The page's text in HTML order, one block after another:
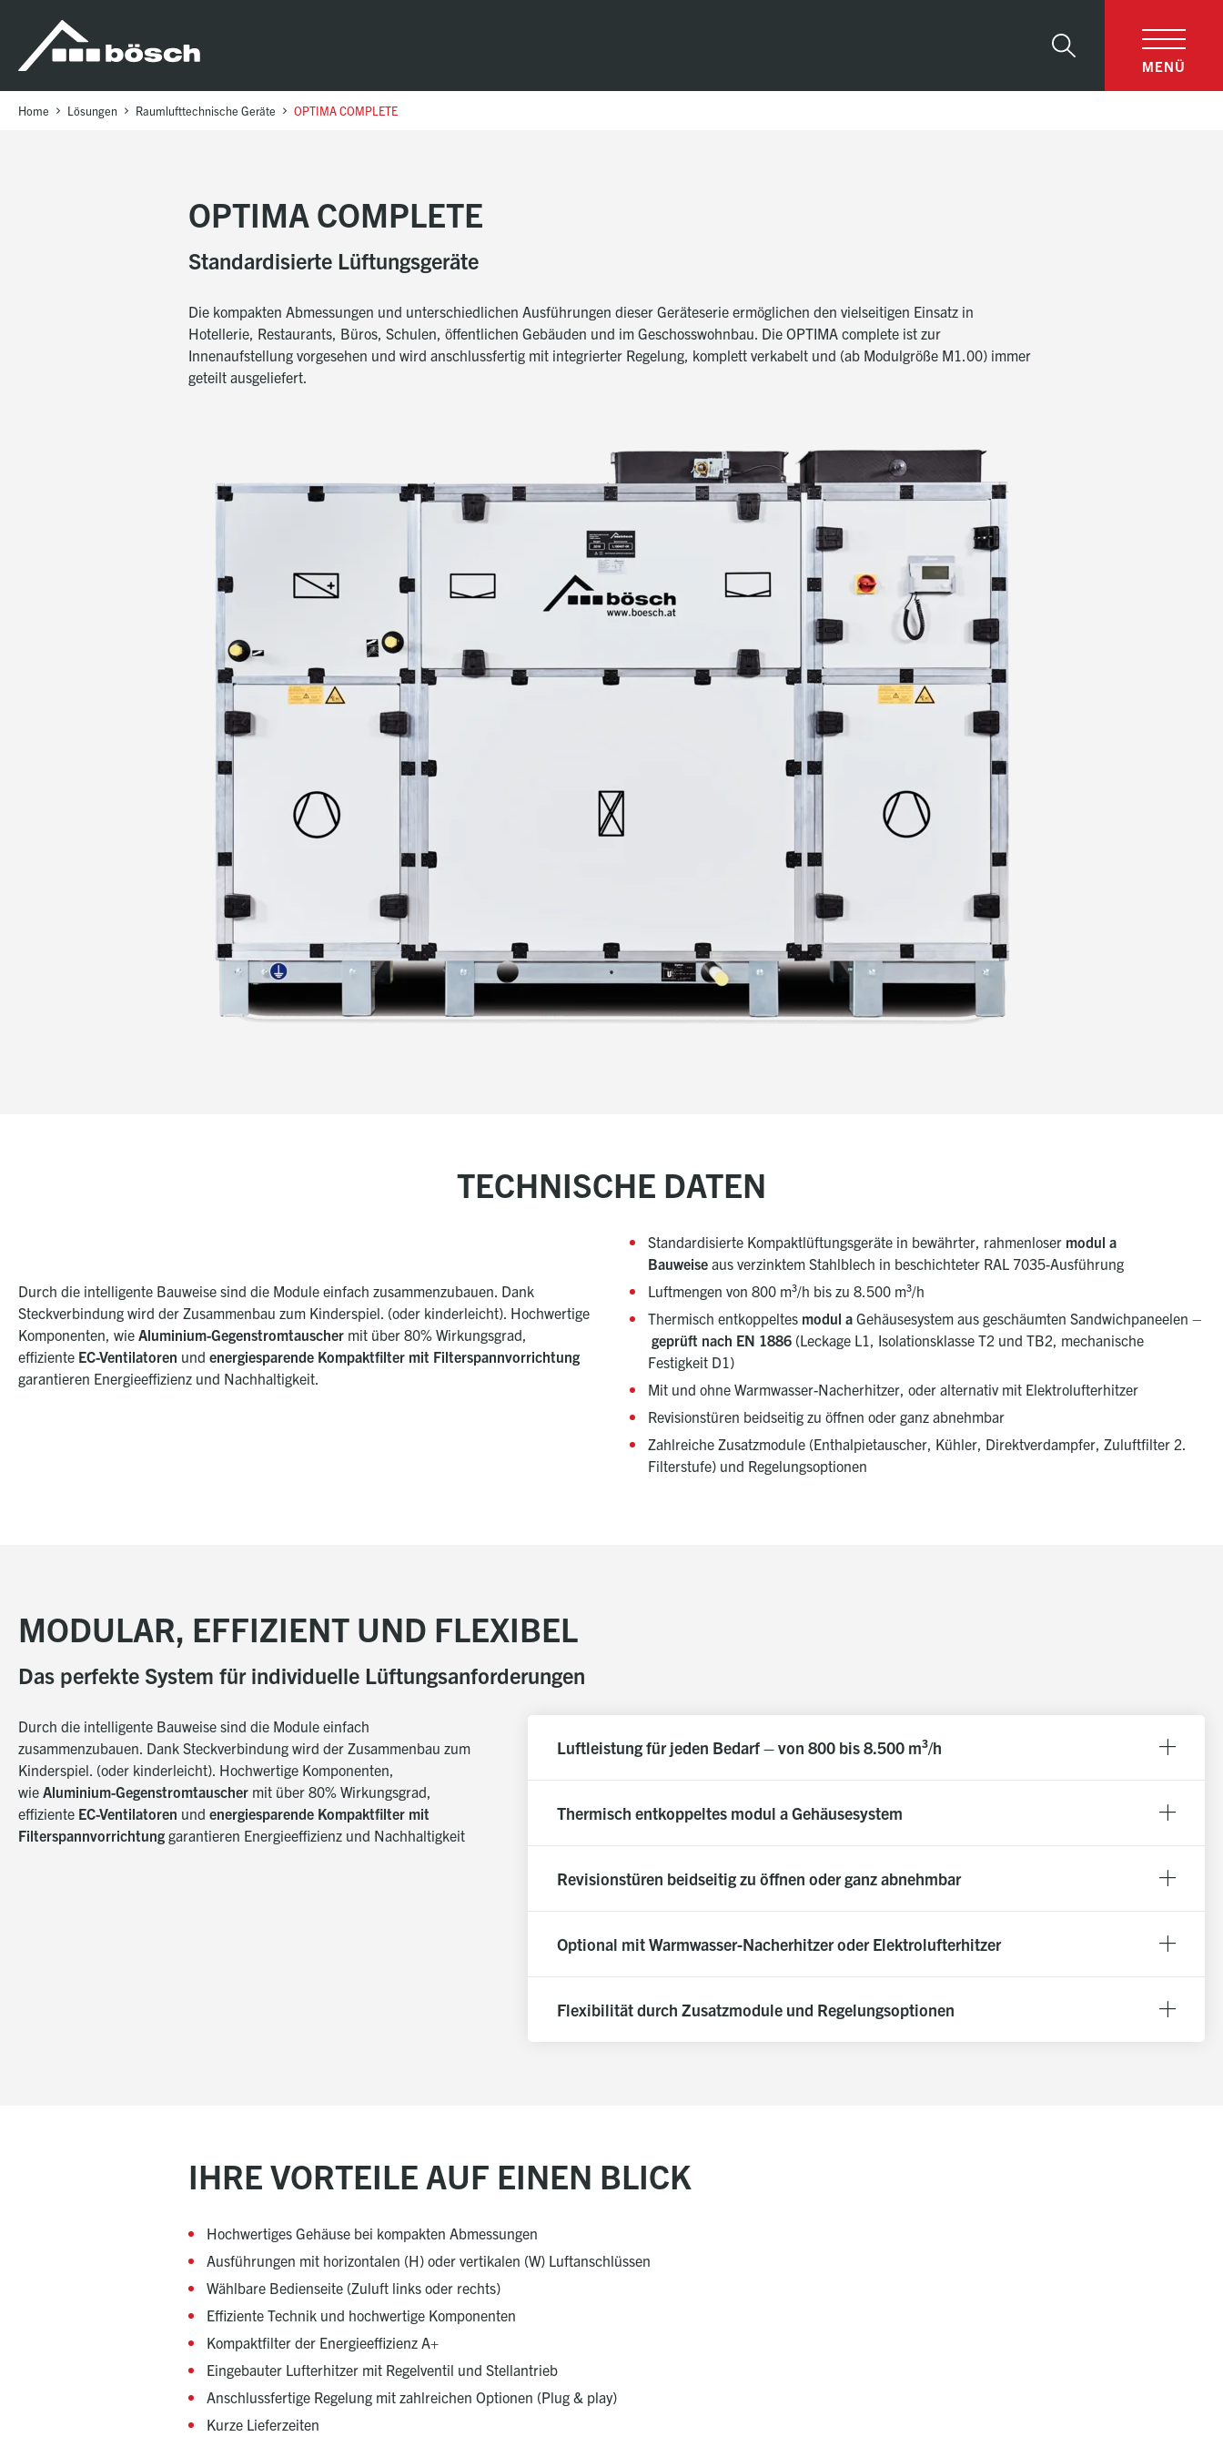
sr.skip-to.main-content
sr.skip-to.table-of-contents
sr.skip-to.main-navigation
Suche MENÜ
Home Lösungen Raumlufttechnische Geräte OPTIMA COMPLETE
OPTIMA COMPLETE
Standardisierte Lüftungsgeräte
Die kompakten Abmessungen und unterschiedlichen Ausführungen dieser Geräteserie ermöglichen den vielseitigen Einsatz in
Hotellerie, Restaurants, Büros, Schulen, öffentlichen Gebäuden und im Geschosswohnbau. Die OPTIMA complete ist zur
Innenaufstellung vorgesehen und wird anschlussfertig mit integrierter Regelung, komplett verkabelt und (ab Modulgröße M1.00) immer
geteilt ausgeliefert.
TECHNISCHE DATEN
Durch die intelligente Bauweise sind die Module einfach zusammenzubauen. Dank
Steckverbindung wird der Zusammenbau zum Kinderspiel. (oder kinderleicht). Hochwertige
Komponenten, wie Aluminium-Gegenstromtauscher mit über 80% Wirkungsgrad,
effiziente EC-Ventilatoren und energiesparende Kompaktfilter mit Filterspannvorrichtung
garantieren Energieeffizienz und Nachhaltigkeit.
Standardisierte Kompaktlüftungsgeräte in bewährter, rahmenloser modul a
Bauweise aus verzinktem Stahlblech in beschichteter RAL 7035-Ausführung
Luftmengen von 800 m³/h bis zu 8.500 m³/h
Thermisch entkoppeltes modul a Gehäusesystem aus geschäumten Sandwichpaneelen –
geprüft nach EN 1886 (Leckage L1, Isolationsklasse T2 und TB2, mechanische
Festigkeit D1)
Mit und ohne Warmwasser-Nacherhitzer, oder alternativ mit Elektrolufterhitzer
Revisionstüren beidseitig zu öffnen oder ganz abnehmbar
Zahlreiche Zusatzmodule (Enthalpietauscher, Kühler, Direktverdampfer, Zuluftfilter 2.
Filterstufe) und Regelungsoptionen
MODULAR, EFFIZIENT UND FLEXIBEL
Das perfekte System für individuelle Lüftungsanforderungen
Durch die intelligente Bauweise sind die Module einfach
zusammenzubauen. Dank Steckverbindung wird der Zusammenbau zum
Kinderspiel. (oder kinderleicht). Hochwertige Komponenten,
wie Aluminium-Gegenstromtauscher mit über 80% Wirkungsgrad,
effiziente EC-Ventilatoren und energiesparende Kompaktfilter mit
Filterspannvorrichtung garantieren Energieeffizienz und Nachhaltigkeit
Luftleistung für jeden Bedarf – von 800 bis 8.500 m³/h
Thermisch entkoppeltes modul a Gehäusesystem
Revisionstüren beidseitig zu öffnen oder ganz abnehmbar
Optional mit Warmwasser-Nacherhitzer oder Elektrolufterhitzer
Flexibilität durch Zusatzmodule und Regelungsoptionen
IHRE VORTEILE AUF EINEN BLICK
Hochwertiges Gehäuse bei kompakten Abmessungen
Ausführungen mit horizontalen (H) oder vertikalen (W) Luftanschlüssen
Wählbare Bedienseite (Zuluft links oder rechts)
Effiziente Technik und hochwertige Komponenten
Kompaktfilter der Energieeffizienz A+
Eingebauter Lufterhitzer mit Regelventil und Stellantrieb
Anschlussfertige Regelung mit zahlreichen Optionen (Plug & play)
Kurze Lieferzeiten